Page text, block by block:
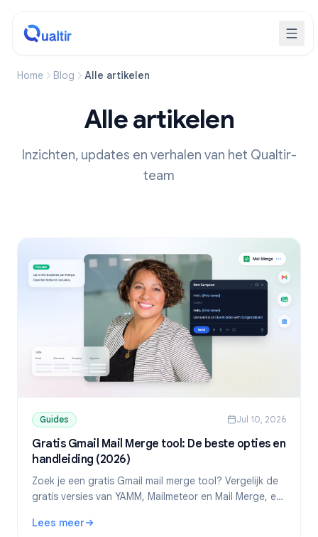
Home Blog Alle artikelen
Alle artikelen
Inzichten, updates en verhalen van het Qualtir-
team
Guides Jul 10, 2026
Gratis Gmail Mail Merge tool: De beste opties en
handleiding (2026)
Zoek je een gratis Gmail mail merge tool? Vergelijk de
gratis versies van YAMM, Mailmeteor en Mail Merge, en
Google Sheets.
Lees meer
: Gratis Gmail Mail Merge tool: De beste opties en